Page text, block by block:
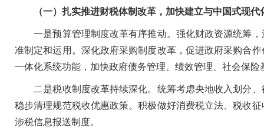
（一）扎实推进财税体制改革，加快建立与中国式现
一是预算管理制度改革有序推动。强化财政资源统筹，
准制定和运用。深化政府采购制度改革，促进政府采购合
一体化系统功能，加快政府债务管理、绩效管理、社会保
二是税收制度改革持续深化。统筹考虑央地收入划分、
稳步清理规范税收优惠政策。积极做好消费税立法、税收
涉税信息报送制度。